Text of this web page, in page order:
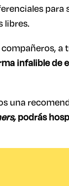
para
libres.
infalible
una
podrás